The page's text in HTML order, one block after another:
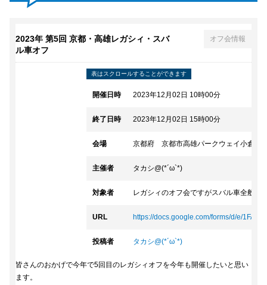
2023年 第5回 京都・高雄レガシィ・スバ
ル車オフ
オフ会情報
開催日時 2023年12月02日 10時00分
終了日時 2023年12月02日 15時00分
会場 京都府 京都市高雄パークウェイ小倉山
主催者 タカシ@(*´ω`*)
対象者 レガシィのオフ会ですがスバル車全般OK
URL https://docs.google.com/forms/d/e/
投稿者 タカシ@(*´ω`*)
皆さんのおかげで今年で5回目のレガシィオフを今年も開催したいと思い
ます。